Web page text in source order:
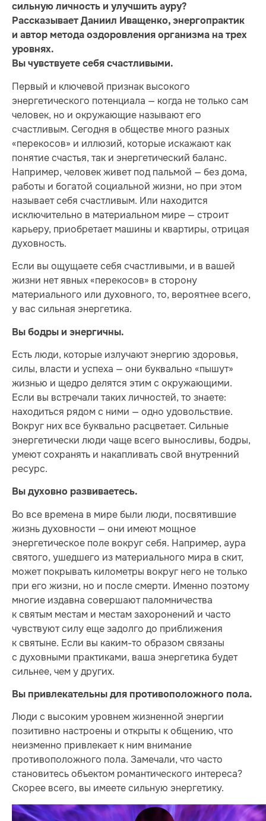
сильную личность и улучшить ауру?
Рассказывает Даниил Иващенко, энергопрактик
и автор метода оздоровления организма на трех
уровнях.
Вы чувствуете себя счастливыми.
Первый и ключевой признак высокого
энергетического потенциала — когда не только сам
человек, но и окружающие называют его
счастливым. Сегодня в обществе много разных
«перекосов» и иллюзий, которые искажают как
понятие счастья, так и энергетический баланс.
Например, человек живет под пальмой — без дома,
работы и богатой социальной жизни, но при этом
называет себя счастливым. Или находится
исключительно в материальном мире — строит
карьеру, приобретает машины и квартиры, отрицая
духовность.
Если вы ощущаете себя счастливыми, и в вашей
жизни нет явных «перекосов» в сторону
материального или духовного, то, вероятнее всего,
у вас сильная энергетика.
Вы бодры и энергичны.
Есть люди, которые излучают энергию здоровья,
силы, власти и успеха — они буквально «пышут»
жизнью и щедро делятся этим с окружающими.
Если вы встречали таких личностей, то знаете:
находиться рядом с ними — одно удовольствие.
Вокруг них все буквально расцветает. Сильные
энергетически люди чаще всего выносливы, бодры,
умеют сохранять и накапливать свой внутренний
ресурс.
Вы духовно развиваетесь.
Во все времена в мире были люди, посвятившие
жизнь духовности — они имеют мощное
энергетическое поле вокруг себя. Например, аура
святого, ушедшего из материального мира в скит,
может покрывать километры вокруг него не только
при его жизни, но и после смерти. Именно поэтому
многие издавна совершают паломничества
к святым местам и местам захоронений и часто
чувствуют силу еще задолго до приближения
к святыне. Если вы каким-то образом связаны
с духовными практиками, ваша энергетика будет
сильнее, чем у других.
Вы привлекательны для противоположного пола.
Люди с высоким уровнем жизненной энергии
позитивно настроены и открыты к общению, что
неизменно привлекает к ним внимание
противоположного пола. Замечали, что часто
становитесь объектом романтического интереса?
Скорее всего, вы имеете сильную энергетику.